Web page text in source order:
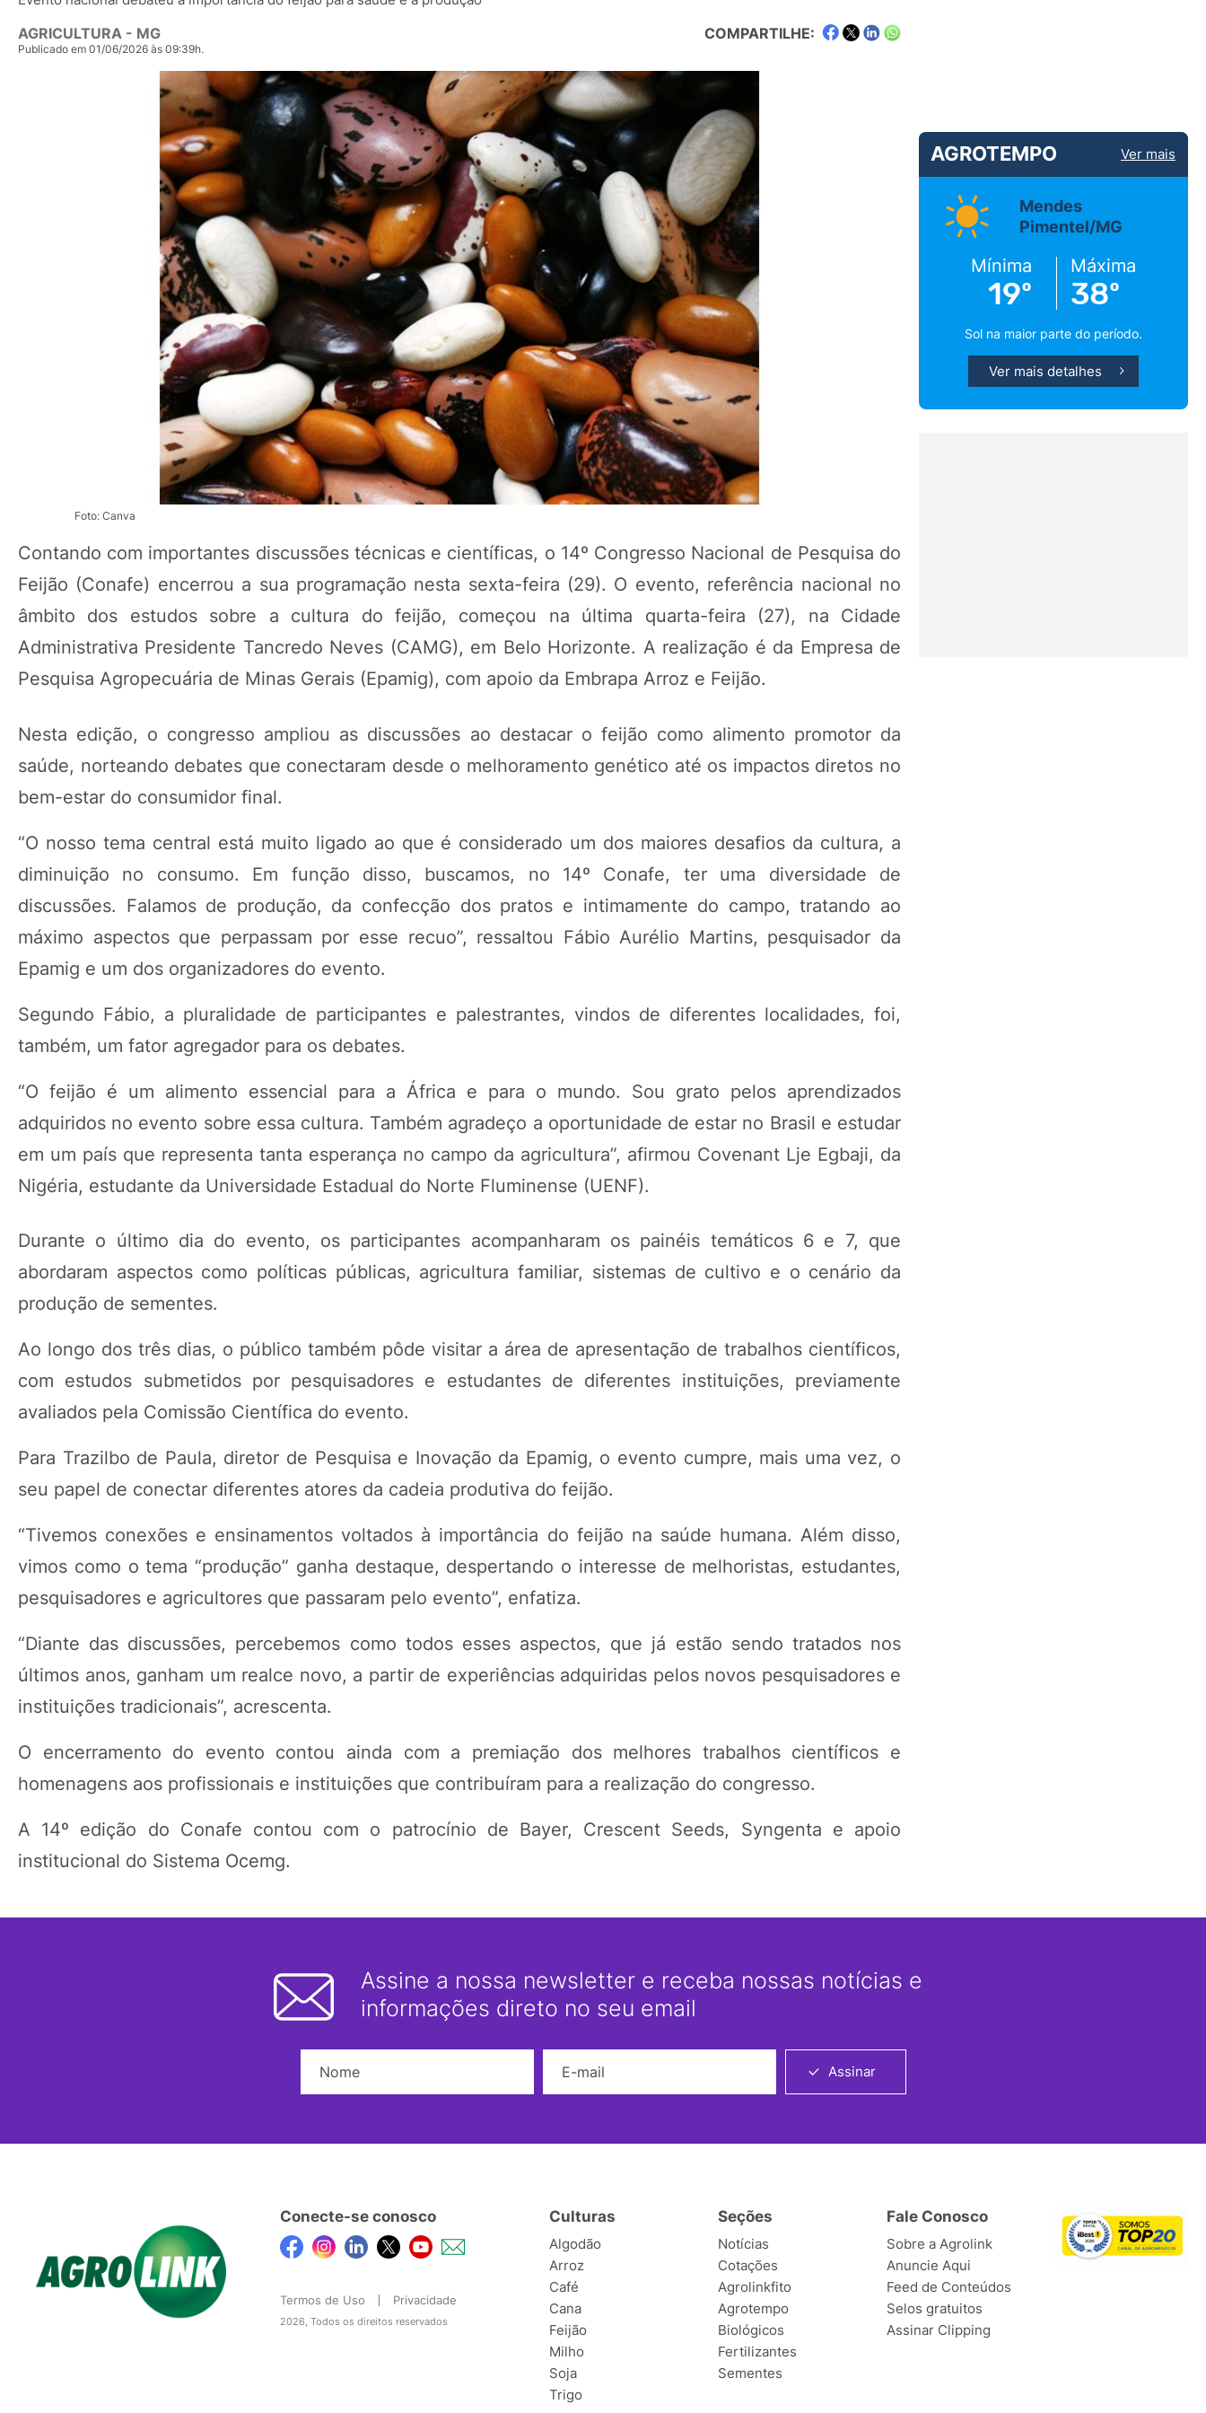
AGRICULTURA - MG
Publicado em 01/06/2026 às 09:39h.
COMPARTILHE:
Foto: Canva
Contando com importantes discussões técnicas e científicas, o 14º Congresso Nacional de Pesquisa do
Feijão (Conafe) encerrou a sua programação nesta sexta-feira (29). O evento, referência nacional no
âmbito dos estudos sobre a cultura do feijão, começou na última quarta-feira (27), na Cidade
Administrativa Presidente Tancredo Neves (CAMG), em Belo Horizonte. A realização é da Empresa de
Pesquisa Agropecuária de Minas Gerais (Epamig), com apoio da Embrapa Arroz e Feijão.
Nesta edição, o congresso ampliou as discussões ao destacar o feijão como alimento promotor da
saúde, norteando debates que conectaram desde o melhoramento genético até os impactos diretos no
bem-estar do consumidor final.
“O nosso tema central está muito ligado ao que é considerado um dos maiores desafios da cultura, a
diminuição no consumo. Em função disso, buscamos, no 14º Conafe, ter uma diversidade de
discussões. Falamos de produção, da confecção dos pratos e intimamente do campo, tratando ao
máximo aspectos que perpassam por esse recuo”, ressaltou Fábio Aurélio Martins, pesquisador da
Epamig e um dos organizadores do evento.
Segundo Fábio, a pluralidade de participantes e palestrantes, vindos de diferentes localidades, foi,
também, um fator agregador para os debates.
“O feijão é um alimento essencial para a África e para o mundo. Sou grato pelos aprendizados
adquiridos no evento sobre essa cultura. Também agradeço a oportunidade de estar no Brasil e estudar
em um país que representa tanta esperança no campo da agricultura”, afirmou Covenant Lje Egbaji, da
Nigéria, estudante da Universidade Estadual do Norte Fluminense (UENF).
Durante o último dia do evento, os participantes acompanharam os painéis temáticos 6 e 7, que
abordaram aspectos como políticas públicas, agricultura familiar, sistemas de cultivo e o cenário da
produção de sementes.
Ao longo dos três dias, o público também pôde visitar a área de apresentação de trabalhos científicos,
com estudos submetidos por pesquisadores e estudantes de diferentes instituições, previamente
avaliados pela Comissão Científica do evento.
Para Trazilbo de Paula, diretor de Pesquisa e Inovação da Epamig, o evento cumpre, mais uma vez, o
seu papel de conectar diferentes atores da cadeia produtiva do feijão.
“Tivemos conexões e ensinamentos voltados à importância do feijão na saúde humana. Além disso,
vimos como o tema “produção” ganha destaque, despertando o interesse de melhoristas, estudantes,
pesquisadores e agricultores que passaram pelo evento”, enfatiza.
“Diante das discussões, percebemos como todos esses aspectos, que já estão sendo tratados nos
últimos anos, ganham um realce novo, a partir de experiências adquiridas pelos novos pesquisadores e
instituições tradicionais”, acrescenta.
O encerramento do evento contou ainda com a premiação dos melhores trabalhos científicos e
homenagens aos profissionais e instituições que contribuíram para a realização do congresso.
A 14º edição do Conafe contou com o patrocínio de Bayer, Crescent Seeds, Syngenta e apoio
institucional do Sistema Ocemg.
AGROTEMPO Ver mais
Mendes
Pimentel/MG
Mínima
19º
Máxima
38º
Sol na maior parte do período.
Ver mais detalhes
Assine a nossa newsletter e receba nossas notícias e
informações direto no seu email
Assinar
Conecte-se conosco
Termos de Uso Privacidade
2026, Todos os direitos reservados
Culturas
Algodão
Arroz
Café
Cana
Feijão
Milho
Soja
Trigo
Seções
Notícias
Cotações
Agrolinkfito
Agrotempo
Biológicos
Fertilizantes
Sementes
Fale Conosco
Sobre a Agrolink
Anuncie Aqui
Feed de Conteúdos
Selos gratuitos
Assinar Clipping